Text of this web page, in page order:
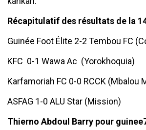
Récapitulatif des résultats de la
Guinée Foot Élite 2-2 Tembou FC
KFC 0-1 Wawa Ac (Yorokhoquia)
Karfamoriah FC 0-0 RCCK (Mbalou
ASFAG 1-0 ALU Star (Mission)
Thierno Abdoul Barry pour